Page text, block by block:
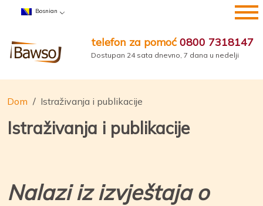
PreskočiBosnian
telefon za pomoć 0800 7318147
Dostupan 24 sata dnevno, 7 dana u nedelji
Dom Istraživanja i publikacije
Istraživanja i publikacije
Nalazi iz izvještaja o